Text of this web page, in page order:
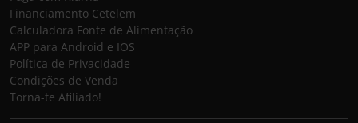
Financiamento Cetelem
Calculadora Fonte de Alimentação
APP para Android e IOS
Política de Privacidade
Condições de Venda
Torna-te Afiliado!